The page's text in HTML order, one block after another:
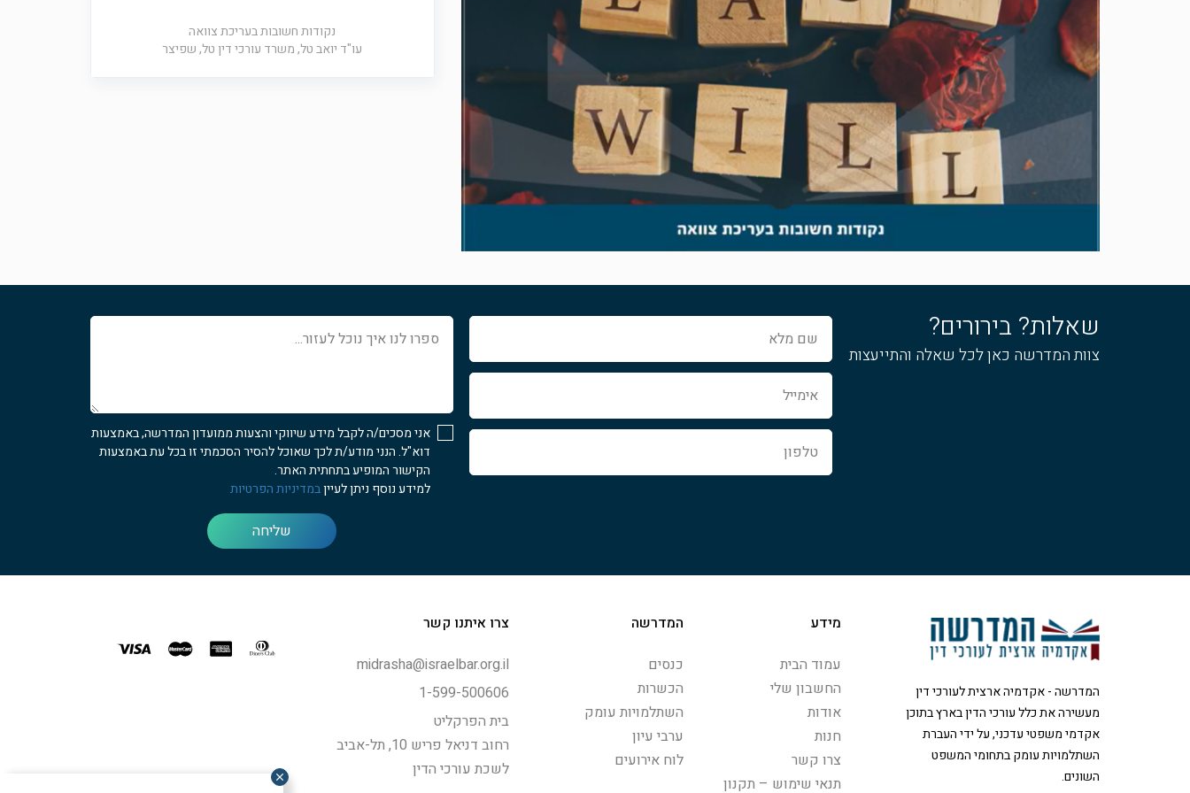
נקודות חשובות בעריכת צוואה
עו"ד יואב טל, משרד עורכי דין טל, שפיצר
שאלות? בירורים?
צוות המדרשה כאן לכל שאלה והתייעצות
שם
מלא
אימייל
טלפון
ספרו
לנו
אני מסכים/ה לקבל מידע שיווקי והצעות ממועדון המדרשה, באמצעות
דוא"ל. הנני מודע/ת לכך שאוכל להסיר הסכמתי זו בכל עת באמצעות
הקישור המופיע בתחתית האתר.
למידע נוסף ניתן לעייןבמדיניות הפרטיות
שליחה
המדרשה - אקדמיה ארצית לעורכי דין
מעשירה את כלל עורכי הדין בארץ בתוכן
אקדמי משפטי עדכני, על ידי העברת
השתלמויות עומק בתחומי המשפט
השונים.
צרו איתנו קשר
midrasha@israelbar.org.il
1-599-500606
בית הפרקליט
רחוב דניאל פריש 10, תל-אביב
לשכת עורכי הדין
מידע
עמוד הבית
החשבון שלי
אודות
חנות
צרו קשר
תנאי שימוש – תקנון
המדרשה
כנסים
הכשרות
השתלמויות עומק
ערבי עיון
לוח אירועים